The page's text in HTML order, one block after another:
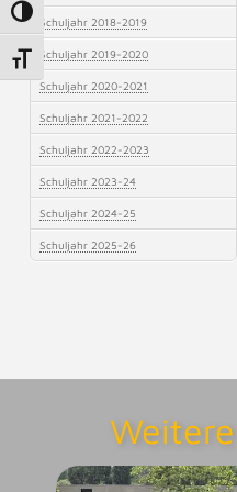
Umschalten auf hohe
Schrift vergrößern
Schuljahr 2018-2019
Schuljahr 2019-2020
Schuljahr 2020-2021
Schuljahr 2021-2022
Schuljahr 2022-2023
Schuljahr 2023-24
Schuljahr 2024-25
Schuljahr 2025-26